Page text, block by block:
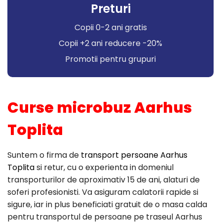
Preturi
Copii 0-2 ani gratis
Copii +2 ani reducere -20%
Promotii pentru grupuri
Curse microbuz Aarhus
Toplita
Suntem o firma de transport persoane Aarhus
Toplitasi retur, cu o experienta in domeniul
transporturilor de aproximativ 15 de ani, alaturi de
soferi profesionisti. Va asiguram calatorii rapide si
sigure, iar in plus beneficiati gratuit de o masa calda
pentru transportul de persoane pe traseul Aarhus